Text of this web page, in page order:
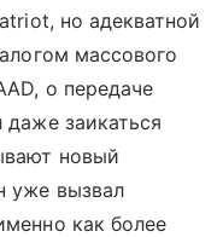
но адекватной
массового
о передаче
даже заикаться
новый
уже вызвал
как более